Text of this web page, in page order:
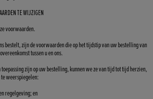
TE WIJZIGEN
voorwaarden.
bestelt, zijn de voorwaarden die op het tijdstip van uw bestelling van
tussen u en ons.
zijn op uw bestelling, kunnen we ze van tijd tot tijd herzien,
weerspiegelen:
regelgeving; en